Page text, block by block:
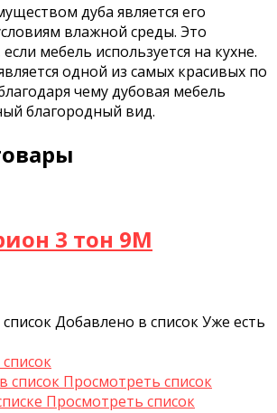
дуба является его
влажной среды. Это
мебель используется на кухне.
одной из самых красивых по
чему дубовая мебель
благородный вид.
3 тон 9М
Добавлено в списокУже есть
список Просмотреть список
Просмотреть список